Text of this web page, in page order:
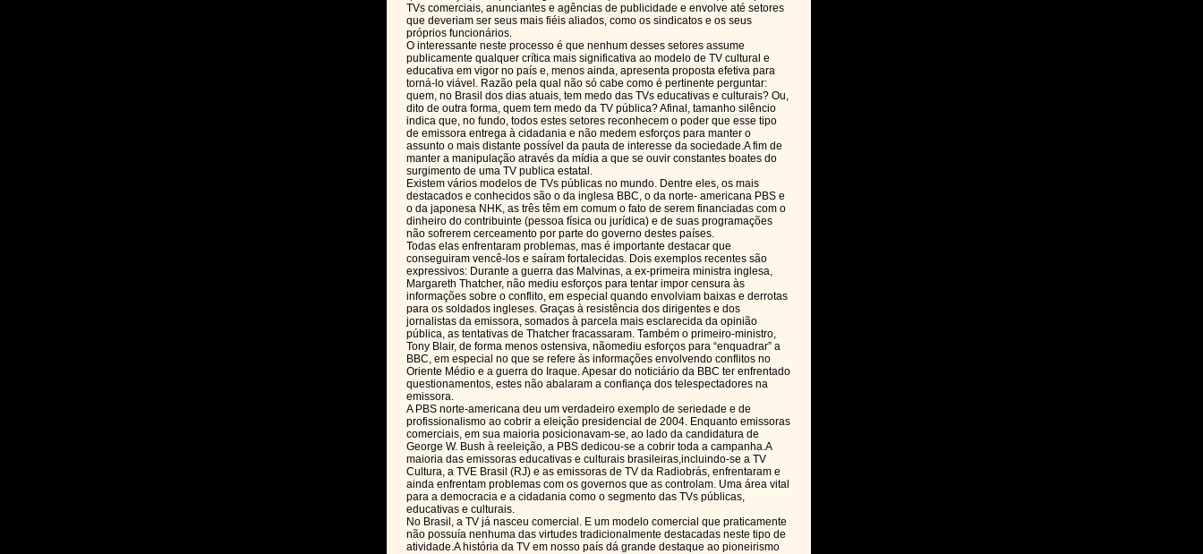
TVs comerciais, anunciantes e agências de publicidade e envolve até setores
que deveriam ser seus mais fiéis aliados, como os sindicatos e os seus
próprios funcionários.
O interessante neste processo é que nenhum desses setores assume
publicamente qualquer crítica mais significativa ao modelo de TV cultural e
educativa em vigor no país e, menos ainda, apresenta proposta efetiva para
torná-lo viável. Razão pela qual não só cabe como é pertinente perguntar:
quem, no Brasil dos dias atuais, tem medo das TVs educativas e culturais? Ou,
dito de outra forma, quem tem medo da TV pública? Afinal, tamanho silêncio
indica que, no fundo, todos estes setores reconhecem o poder que esse tipo
de emissora entrega à cidadania e não medem esforços para manter o
assunto o mais distante possível da pauta de interesse da sociedade.A fim de
manter a manipulação através da mídia a que se ouvir constantes boates do
surgimento de uma TV publica estatal.
Existem vários modelos de TVs públicas no mundo. Dentre eles, os mais
destacados e conhecidos são o da inglesa BBC, o da norte- americana PBS e
o da japonesa NHK, as três têm em comum o fato de serem financiadas com o
dinheiro do contribuinte (pessoa física ou jurídica) e de suas programações
não sofrerem cerceamento por parte do governo destes países.
Todas elas enfrentaram problemas, mas é importante destacar que
conseguiram vencê-los e saíram fortalecidas. Dois exemplos recentes são
expressivos: Durante a guerra das Malvinas, a ex-primeira ministra inglesa,
Margareth Thatcher, não mediu esforços para tentar impor censura às
informações sobre o conflito, em especial quando envolviam baixas e derrotas
para os soldados ingleses. Graças à resistência dos dirigentes e dos
jornalistas da emissora, somados à parcela mais esclarecida da opinião
pública, as tentativas de Thatcher fracassaram. Também o primeiro-ministro,
Tony Blair, de forma menos ostensiva, nãomediu esforços para “enquadrar” a
BBC, em especial no que se refere às informações envolvendo conflitos no
Oriente Médio e a guerra do Iraque. Apesar do noticiário da BBC ter enfrentado
questionamentos, estes não abalaram a confiança dos telespectadores na
emissora.
A PBS norte-americana deu um verdadeiro exemplo de seriedade e de
profissionalismo ao cobrir a eleição presidencial de 2004. Enquanto emissoras
comerciais, em sua maioria posicionavam-se, ao lado da candidatura de
George W. Bush à reeleição, a PBS dedicou-se a cobrir toda a campanha.A
maioria das emissoras educativas e culturais brasileiras,incluindo-se a TV
Cultura, a TVE Brasil (RJ) e as emissoras de TV da Radiobrás, enfrentaram e
ainda enfrentam problemas com os governos que as controlam. Uma área vital
para a democracia e a cidadania como o segmento das TVs públicas,
educativas e culturais.
No Brasil, a TV já nasceu comercial. E um modelo comercial que praticamente
não possuía nenhuma das virtudes tradicionalmente destacadas neste tipo de
atividade.A história da TV em nosso país dá grande destaque ao pioneirismo